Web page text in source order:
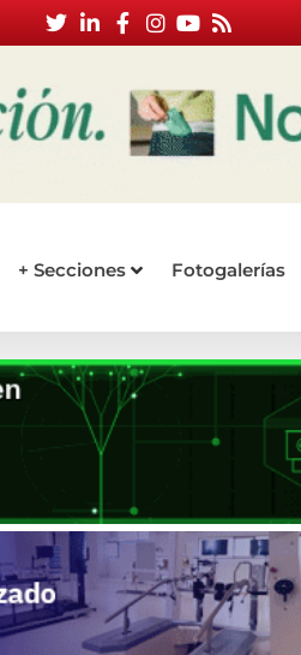
+ Secciones Fotogalerías